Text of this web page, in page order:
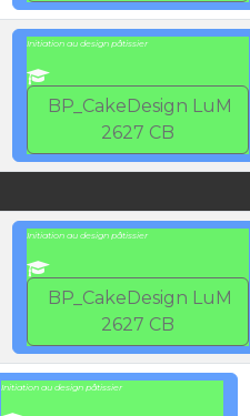
Initiation au design pâtissier
BP_CakeDesign LuM
2627 CB
Initiation au design pâtissier
BP_CakeDesign LuM
2627 CB
Initiation au design pâtissier